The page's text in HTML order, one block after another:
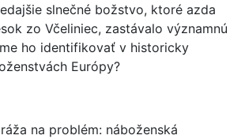
slnečné božstvo, ktoré azda
zo Včeliniec, zastávalo významnú
ho identifikovať v historicky
Európy?
na problém: náboženská